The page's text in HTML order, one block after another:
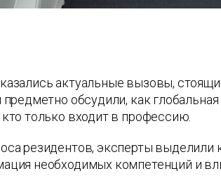
актуальные вызовы,
обсудили, как
только входит в профессию.
резидентов, эксперты выделили
необходимых компетенций и